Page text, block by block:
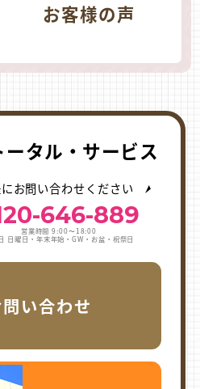
お客様の声
タル・サービス
お問い合わせください
646-889
営業時間 9:00〜18:00
日曜日・年末年始・GW・お盆・祝祭日
い合わせ